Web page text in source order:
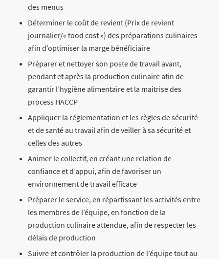
des menus
Déterminer le coût de revient (Prix de revient
journalier/« food cost ») des préparations culinaires
afin d’optimiser la marge bénéficiaire
Préparer et nettoyer son poste de travail avant,
pendant et après la production culinaire afin de
garantir l’hygiène alimentaire et la maitrise des
process HACCP
Appliquer la réglementation et les règles de sécurité
et de santé au travail afin de veiller à sa sécurité et
celles des autres
Animer le collectif, en créant une relation de
confiance et d’appui, afin de favoriser un
environnement de travail efficace
Préparer le service, en répartissant les activités entre
les membres de l’équipe, en fonction de la
production culinaire attendue, afin de respecter les
délais de production
Suivre et contrôler la production de l’équipe tout au